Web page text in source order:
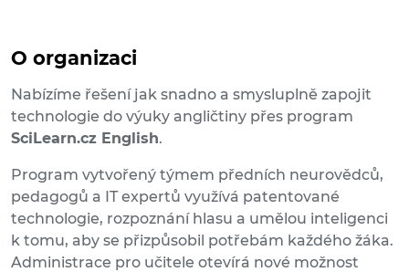
O organizaci
Nabízíme řešení jak snadno a smysluplně zapojit
technologie do výuky angličtiny přes program
SciLearn.cz English.
Program vytvořený týmem předních neurovědců,
pedagogů a IT expertů využívá patentované
technologie, rozpoznání hlasu a umělou inteligenci
k tomu, aby se přizpůsobil potřebám každého žáka.
Administrace pro učitele otevírá nové možnost